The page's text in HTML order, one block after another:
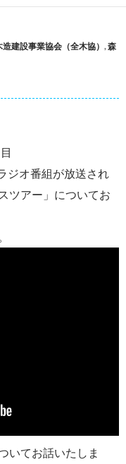
建設事業協会（全木協） ,森
ジオ番組が放送され
ツアー」についてお
いてお話いたしま